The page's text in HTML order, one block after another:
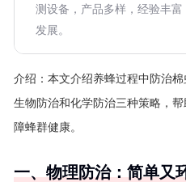
测设备，产品多样，经验丰
发展。
介绍： 本文介绍养蜂过程中防治棉
生物防治和化学防治三种策略，
障蜂群健康。
一、物理防治：简单又